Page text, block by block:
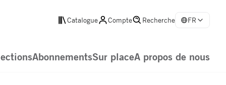
AbonnementsSur placeA propos de nous
Catalogue Compte Recherche FR